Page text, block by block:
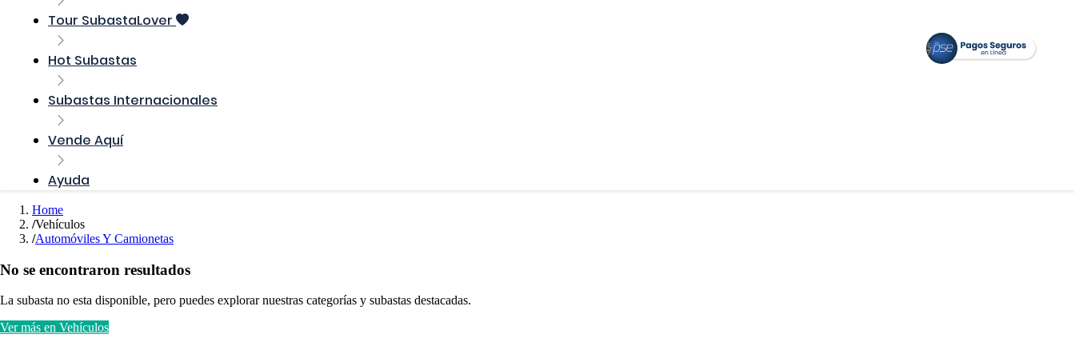
Tour SubastaLover
Hot Subastas
Subastas Internacionales
Vende Aquí
Ayuda
Home
Vehículos
Automóviles Y Camionetas
No se encontraron resultados
La subasta no esta disponible, pero puedes explorar nuestras categorías y subastas destacadas.
Ver más en Vehículos